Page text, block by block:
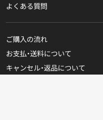
よくある質問
ご購入の流れ
お支払・送料について
キャンセル・返品について